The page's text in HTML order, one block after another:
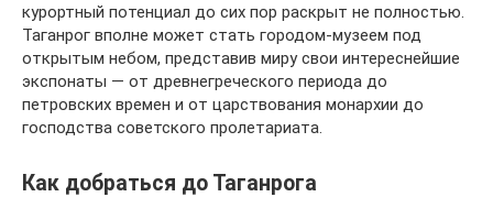
курортный потенциал до сих пор раскрыт не полностью.
Таганрог вполне может стать городом-музеем под
открытым небом, представив миру свои интереснейшие
экспонаты — от древнегреческого периода до
петровских времен и от царствования монархии до
господства советского пролетариата.
Как добраться до Таганрога